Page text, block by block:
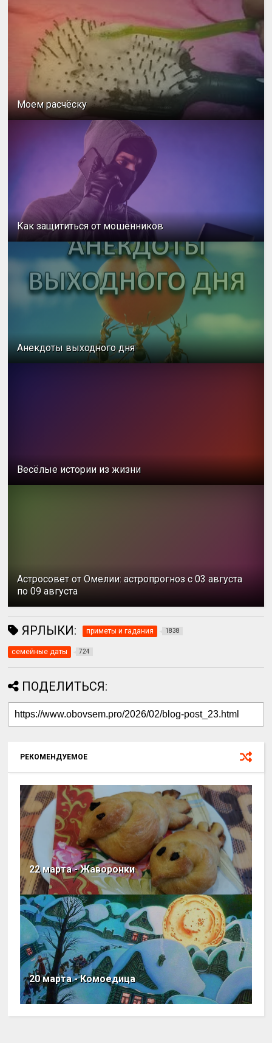
Моем расчёску
Как защититься от мошенников
Анекдоты выходного дня
Весёлые истории из жизни
Астросовет от Омелии: астропрогноз с 03 августа
по 09 августа
ЯРЛЫКИ: приметы и гадания 1838
семейные даты 724
ПОДЕЛИТЬСЯ:
РЕКОМЕНДУЕМОЕ
22 марта - Жаворонки
20 марта - Комоедица